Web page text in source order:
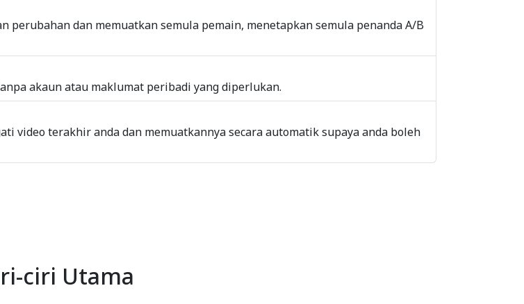
dan memuatkan semula pemain, menetapkan semula penanda A/B
akaun atau maklumat peribadi yang diperlukan.
video terakhir anda dan memuatkannya secara automatik supaya anda boleh
ciri Utama